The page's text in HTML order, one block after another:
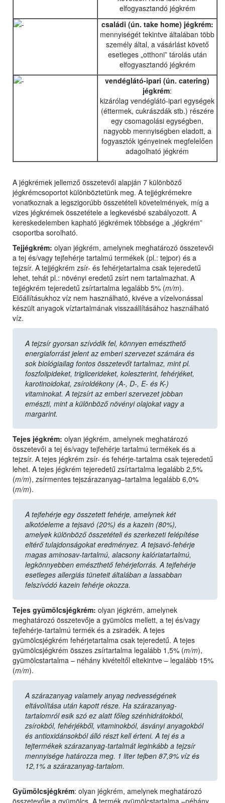
elfogyasztandó jégkrém
családi (ún. take home) jégkrém:
mennyiségét tekintve általában több
személy által, a vásárlást követő
esetleges „otthoni” tárolás után
elfogyasztandó jégkrém
vendéglátó-ipari (ún. catering)
jégkrém:
kizárólag vendéglátó-ipari egységek
(éttermek, cukrászdák stb.) részére
egy csomagolási egységben,
nagyobb mennyiségben eladott, a
fogyasztók igényeinek megfelelően
adagolható jégkrém
A jégkrémek jellemző összetevői alapján 7 különböző
jégkrémcsoportot különböztetünk meg. A tejjégkrémekre
vonatkoznak a legszigorúbb összetételi követelmények, míg a
vizes jégkrémek összetétele a legkevésbé szabályozott. A
kereskedelemben kapható jégkrémek többsége a „jégkrém”
csoportba sorolható.
Tejjégkrém: olyan jégkrém, amelynek meghatározó összetevői
a tej és/vagy tejfehérje tartalmú termékek (pl.: tejpor) és a
tejzsír. A tejjégkrém zsír- és fehérjetartalma csak tejeredetű
lehet, tehát pl.: növényi eredetű zsírt nem tartalmazhat. A
tejjégkrém tejeredetű zsírtartalma legalább 5% (m/m).
Előállításukhoz víz nem használható, kivéve a vízelvonással
készült anyagok víztartalmának visszaállításához használható
víz.
A tejzsír gyorsan szívódik fel, könnyen emészthető
energiaforrást jelent az emberi szervezet számára és
sok biológiailag fontos összetevőt tartalmaz, mint pl.
foszfolipideket, triglicerideket, koleszterint, fehérjéket,
karotinoidokat, zsíroldékony (A-, D-, E- és K-)
vitaminokat. A tejzsírt az emberi szervezet jobban
emészti, mint a különböző növényi olajokat vagy a
margarint.
Tejes jégkrém: olyan jégkrém, amelynek meghatározó
összetevői a tej és/vagy tejfehérje tartalmú termékek és a
tejzsír. A tejes jégkrém zsír- és fehérje-tartalma csak tejeredetű
lehet. A tejes jégkrém tejeredetű zsírtartalma legalább 2,5%
(m/m), zsírmentes tejszárazanyag–tartalma legalább 6,0%
(m/m).
A tejfehérje egy összetett fehérje, amelynek két
alkotóeleme a tejsavó (20%) és a kazein (80%),
amelyek különböző összetételi és szerkezeti felépítése
eltérő tulajdonságokat eredményez. A tejsavó-fehérje
magas aminosav-tartalmú, alacsony kalóriatartalmú,
legkönnyebben emészthető fehérjeforrás. A tejfehérje
esetleges allergiás tüneteit általában a lassabban
felszívódó kazein fehérje okozza.
Tejes gyümölcsjégkrém: olyan jégkrém, amelynek
meghatározó összetevője a gyümölcs mellett, a tej és/vagy
tejfehérje-tartalmú termék és a zsiradék. A tejes
gyümölcsjégkrém fehérjetartalma csak tejeredetű. A tejes
gyümölcsjégkrém összes zsírtartalma legalább 1,5% (m/m),
gyümölcstartalma – néhány kivételtől eltekintve – legalább 15%
(m/m).
A szárazanyag valamely anyag nedvességének
eltávolítása után kapott része. Ha szárazanyag-
tartalomról esik szó ez alatt főleg szénhidrátokból,
zsírokból, fehérjékből, vitaminokból, ásványi anyagokból
és antioxidánsokból álló részt kell érteni. A tej és a
tejtermékek szárazanyag-tartalmát leginkább a tejzsír
mennyisége határozza meg. 1 liter tejben 87,9% víz és
12,1% a szárazanyag-tartalom.
Gyümölcsjégkrém: olyan jégkrém, amelynek meghatározó